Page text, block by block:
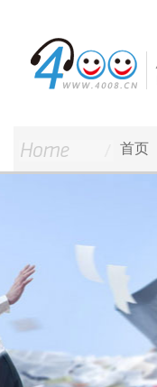
首页